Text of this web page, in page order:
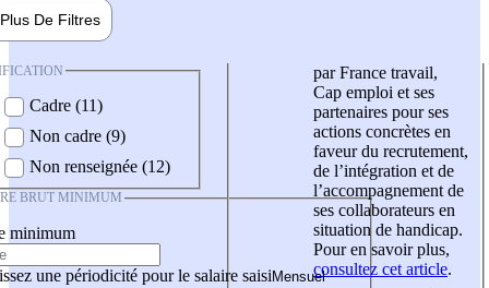
Plus De Filtres
Cadre (11)
Non cadre (9)
Non renseignée (12)
BRUT MINIMUM
minimum
une périodicité pour le salaire saisi
par France travail,
Cap emploi et ses
partenaires pour ses
actions concrètes en
faveur du recrutement,
de l’intégration et de
l’accompagnement de
ses collaborateurs en
situation de handicap.
Pour en savoir plus,
consultez cet article.